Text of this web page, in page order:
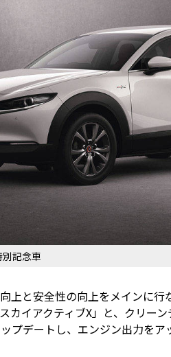
記念車
上と安全性の向上をメインに行
カイアクティブX」と、クリー
プデートし、エンジン出力をア